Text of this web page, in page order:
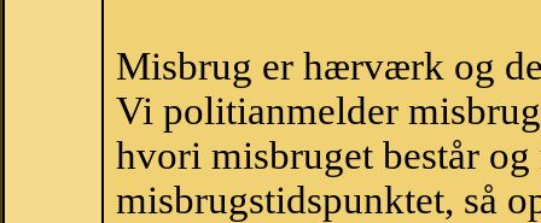
Misbrug er hærværk og
Vi politianmelder
hvori misbruget består
misbrugstidspunktet, så